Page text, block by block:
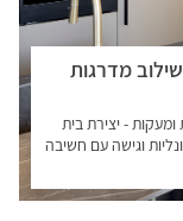
מדרגות
- יצירת בית
וגישה עם חשיבה